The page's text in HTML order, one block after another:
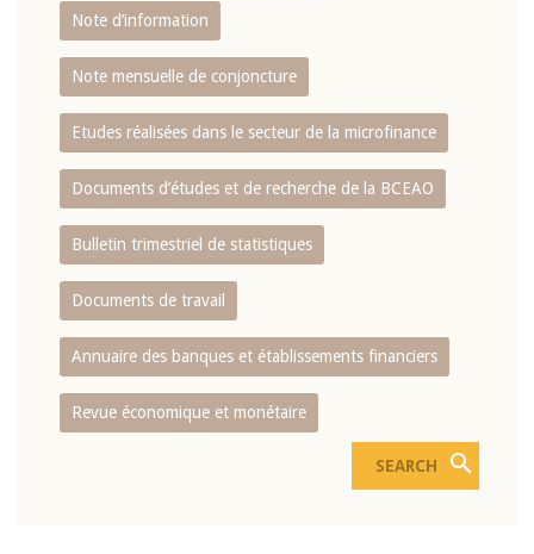
Note d’information
Note mensuelle de conjoncture
Etudes réalisées dans le secteur de la microfinance
Documents d’études et de recherche de la BCEAO
Bulletin trimestriel de statistiques
Documents de travail
Annuaire des banques et établissements financiers
Revue économique et monétaire